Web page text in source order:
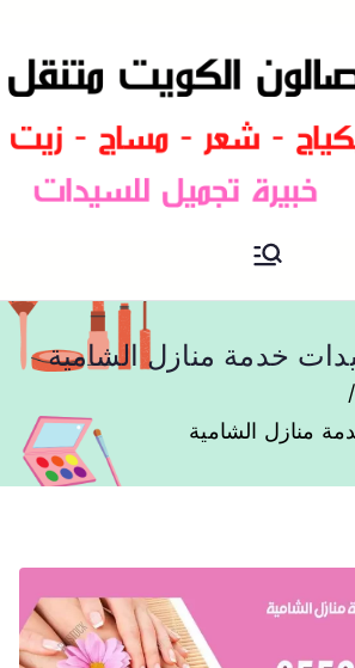
خدمة منازل الشامية
منازل الشامية